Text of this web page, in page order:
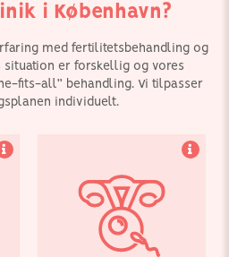
i København?
med fertilitetsbehandling og
situation er forskellig og vores
fits-all” behandling. Vi tilpasser
individuelt.
Vi er meget stolte over
konsekvent at have
opnået fremragende
succesrate for
fertilitetsbehandling på